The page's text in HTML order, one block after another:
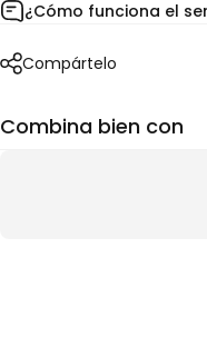
¿Cómo funciona el
Compártelo
Combina bien con